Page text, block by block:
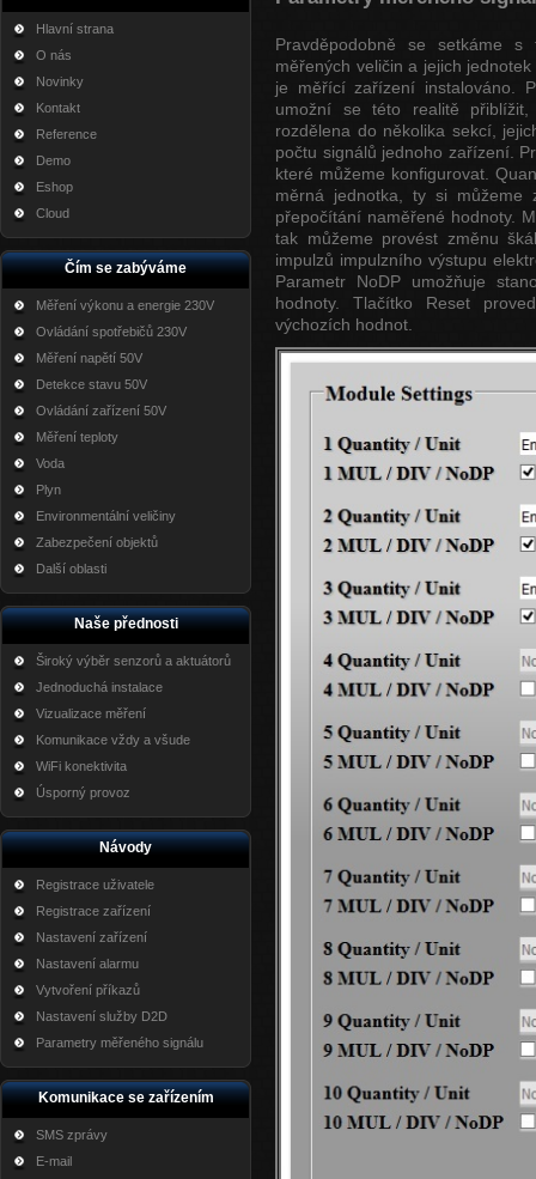
Hlavní strana
O nás
Novinky
Kontakt
Reference
Demo
Eshop
Cloud
Čím se zabýváme
Měření výkonu a energie 230V
Ovládání spotřebičů 230V
Měření napětí 50V
Detekce stavu 50V
Ovládání zařízení 50V
Měření teploty
Voda
Plyn
Environmentální veličiny
Zabezpečení objektů
Další oblasti
Naše přednosti
Široký výběr senzorů a aktuátorů
Jednoduchá instalace
Vizualizace měření
Komunikace vždy a všude
WiFi konektivita
Úsporný provoz
Návody
Registrace uživatele
Registrace zařízení
Nastavení zařízení
Nastavení alarmu
Vytvoření příkazů
Nastavení služby D2D
Parametry měřeného signálu
Komunikace se zařízením
SMS zprávy
E-mail
Pravděpodobně se setkáme
měřených veličin a jejich
je měřící zařízení instalováno.
umožní se této realitě
rozdělena do několika sekcí,
počtu signálů jednoho zařízení.
které můžeme konfigurovat.
měrná jednotka, ty si
přepočítání naměřené hodnoty.
tak můžeme provést změnu
impulzů impulzního výstupu
Parametr NoDP umožňuje
hodnoty. Tlačítko Reset
výchozích hodnot.